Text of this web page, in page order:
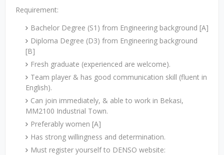
Requirement:
Bachelor Degree (S1) from Engineering background [A]
Diploma Degree (D3) from Engineering background
[B]
Fresh graduate (experienced are welcome).
Team player & has good communication skill (fluent in
English).
Can join immediately, & able to work in Bekasi,
MM2100 Industrial Town.
Preferably women [A]
Has strong willingness and determination.
Must register yourself to DENSO website: